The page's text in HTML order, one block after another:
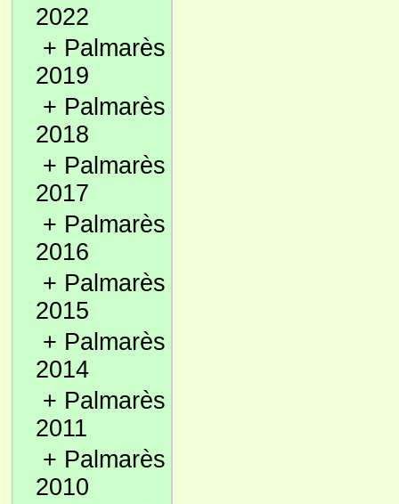
2022
+ Palmarès
2019
+ Palmarès
2018
+ Palmarès
2017
+ Palmarès
2016
+ Palmarès
2015
+ Palmarès
2014
+ Palmarès
2011
+ Palmarès
2010